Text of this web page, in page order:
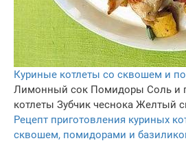
Куриные котлеты со сквошем и
Лимонный сок Помидоры Соль и
котлеты Зубчик чеснока Желтый
Рецепт приготовления куриных
сквошем, помидорами и